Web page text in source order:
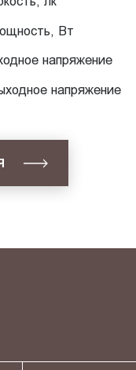
Вт
напряжение
напряжение